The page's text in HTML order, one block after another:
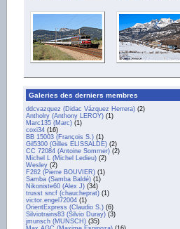
Galeries des derniers membres
ddcvazquez (Didac Vázquez Herrera) (2)
Antholry (Anthony LEROY) (1)
Marc135 (Marc) (1)
coxi34 (16)
BB 15003 (François S.) (1)
Gil5300 (Gilles ELISSALDE) (2)
CC 72084 (Antoine Sommer) (2)
Michel L (Michel Ledieu) (2)
Wesley (2)
F282 (Pierre BOUVIER) (1)
Samba (Samba Baldé) (1)
Nikoniste60 (Alex J) (34)
trusst sncf (chaucheprat) (1)
victor.engel72004 (1)
OrientExpress (Claudio S.) (6)
Silviotrains83 (Silvio Duray) (3)
jmunsch (MUNSCH) (35)